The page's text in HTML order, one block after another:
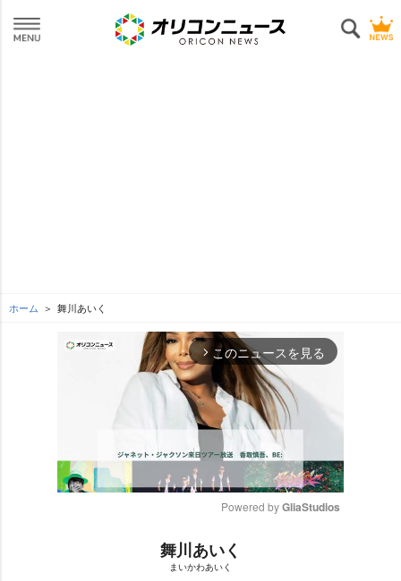
ホーム 舞川あいく
arrow_forward_ios このニュースを見る
Powered by GliaStudios
舞川あいく
まいかわあいく